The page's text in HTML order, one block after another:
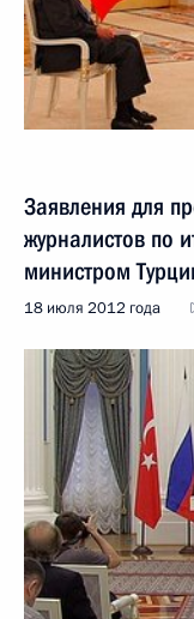
Заявления для
журналистов по
министром
18 июля 2012 года